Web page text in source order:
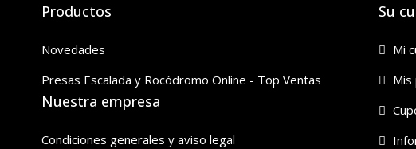
Productos
Novedades
Presas Escalada y Rocódromo Online - Top Ventas
Nuestra empresa
Condiciones generales y aviso legal
Su
Mi
Mis